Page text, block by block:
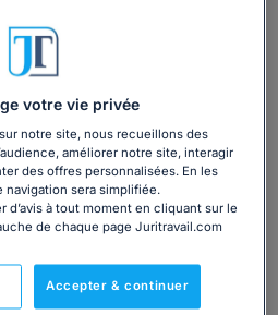
votre vie privée
notre site, nous recueillons des
améliorer notre site, interagir
des offres personnalisées. En les
navigation sera simplifiée.
d’avis à tout moment en cliquant sur le
de chaque page Juritravail.com
Accepter & continuer